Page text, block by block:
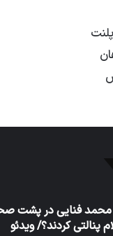
محمد فنایی در پشت